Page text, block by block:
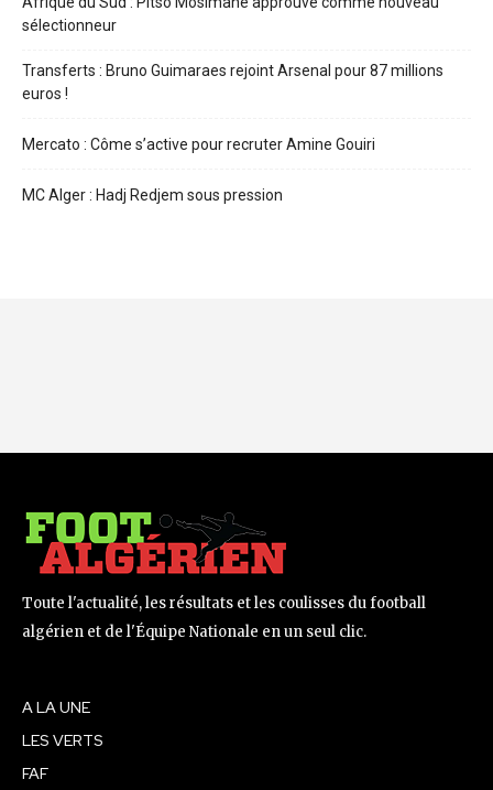
sélectionneur
Transferts : Bruno Guimaraes rejoint Arsenal pour 87 millions
euros !
Mercato : Côme s’active pour recruter Amine Gouiri
MC Alger : Hadj Redjem sous pression
Toute l'actualité, les résultats et les coulisses du football
algérien et de l'Équipe Nationale en un seul clic.
A LA UNE
LES VERTS
FAF